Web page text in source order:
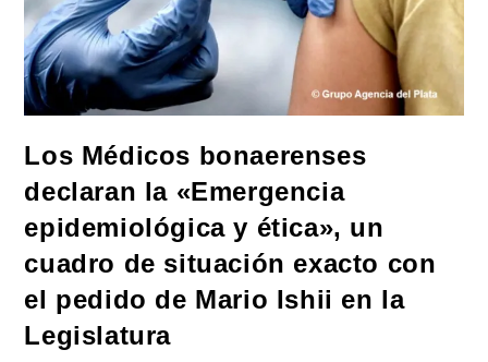
Los Médicos bonaerenses
declaran la «Emergencia
epidemiológica y ética», un
cuadro de situación exacto con
el pedido de Mario Ishii en la
Legislatura